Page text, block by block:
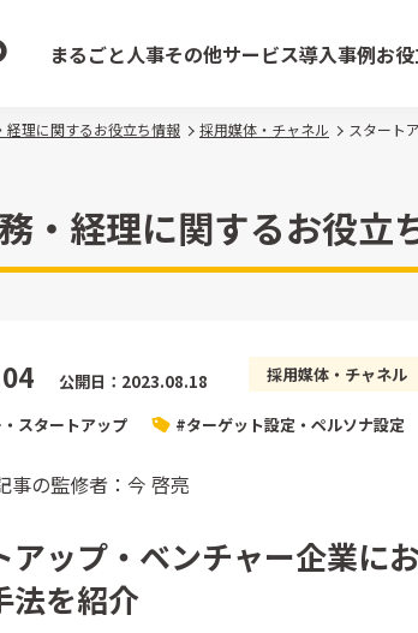
まるごと人事その他サービス導入事例お
経理に関するお役立ち情報 採用媒体・チャネル スタート
・経理に関するお役立
公開日：2023.08.18 採用媒体・チャネル
スタートアップ #ターゲット設定・ペルソナ設定
事の監修者：今 啓亮
アップ・ベンチャー企業に
法を紹介